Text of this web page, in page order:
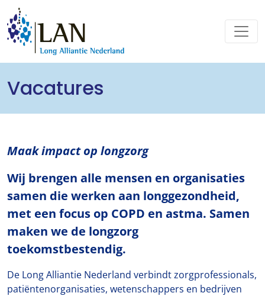
Vacatures
Maak impact op longzorg
Wij brengen alle mensen en organisaties
samen die werken aan longgezondheid,
met een focus op COPD en astma. Samen
maken we de longzorg
toekomstbestendig.
De Long Alliantie Nederland verbindt zorgprofessionals,
patiëntenorganisaties, wetenschappers en bedrijven